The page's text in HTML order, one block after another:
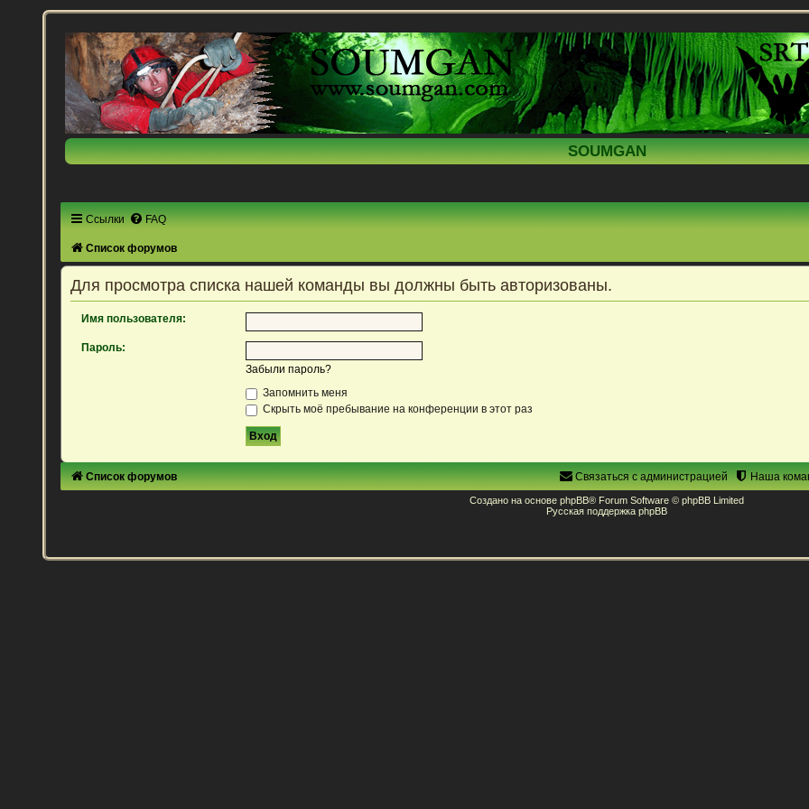
SOUMGAN
Ссылки FAQ
Список форумов
Для просмотра списка нашей команды вы должны быть авторизованы.
Имя пользователя:
Пароль:
Забыли пароль?
Запомнить меня
Скрыть моё пребывание на конференции в этот раз
Список форумов Наша
Связаться с администрацией
Создано на основе phpBB® Forum Software © phpBB Limited
Русская поддержка phpBB